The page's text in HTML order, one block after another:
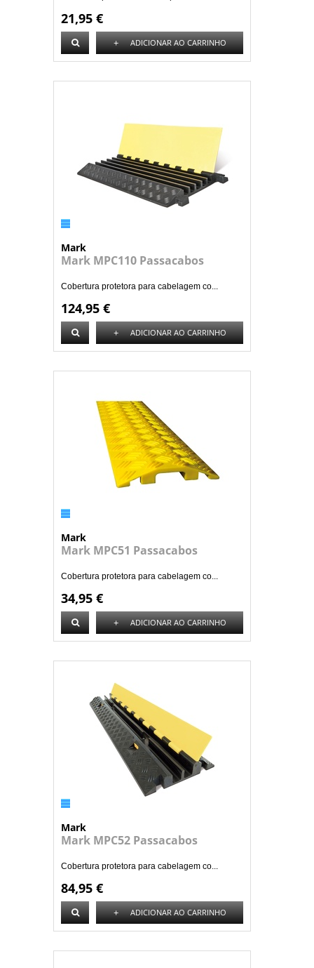
21,95 €
+ ADICIONAR AO CARRINHO
Mark
Mark MPC110 Passacabos
Cobertura protetora para cabelagem co...
124,95 €
+ ADICIONAR AO CARRINHO
Mark
Mark MPC51 Passacabos
Cobertura protetora para cabelagem co...
34,95 €
+ ADICIONAR AO CARRINHO
Mark
Mark MPC52 Passacabos
Cobertura protetora para cabelagem co...
84,95 €
+ ADICIONAR AO CARRINHO